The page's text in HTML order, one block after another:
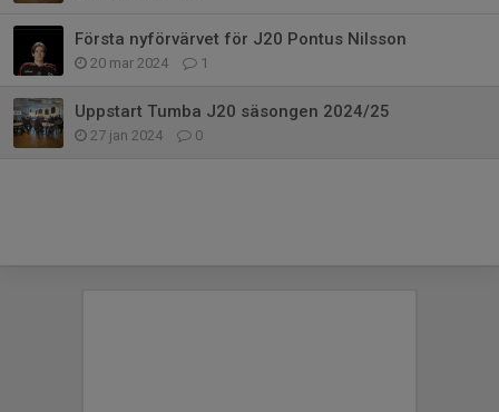
Första nyförvärvet för J20 Pontus Nilsson
20 mar 2024 1
Uppstart Tumba J20 säsongen 2024/25
27 jan 2024 0